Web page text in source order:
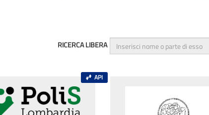
RICERCA LIBERA
API